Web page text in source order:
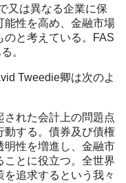
又は異なる企業に保
能性を高め、金融市場
のと考えている。FAS
。
Tweedie卿は次のよ
された会計上の問題点
動する。債券及び債権
明性を増進し、金融市
とに役立つ。全世界
追求するという我々